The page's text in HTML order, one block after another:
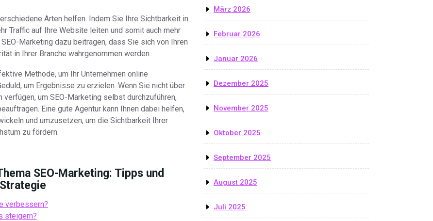
Arten helfen. Indem Sie Ihre Sichtbarkeit in
Traffic auf Ihre Website leiten und somit auch mehr
Marketing dazu beitragen, dass Sie sich von Ihren
in Ihrer Branche wahrgenommen werden.
Methode, um Ihr Unternehmen online
um Ergebnisse zu erzielen. Wenn Sie nicht über
um SEO-Marketing selbst durchzuführen,
Eine gute Agentur kann Ihnen dabei helfen,
und umzusetzen, um die Sichtbarkeit Ihrer
zu fördern.
SEO-Marketing: Tipps und
verbessern?
steigern?
März 2026
Februar 2026
Januar 2026
Dezember 2025
November 2025
Oktober 2025
September 2025
August 2025
Juli 2025